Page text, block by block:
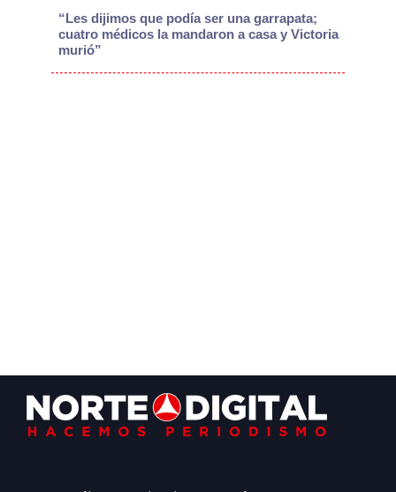
“Les dijimos que podía ser una garrapata;
cuatro médicos la mandaron a casa y Victoria
murió”
Footer